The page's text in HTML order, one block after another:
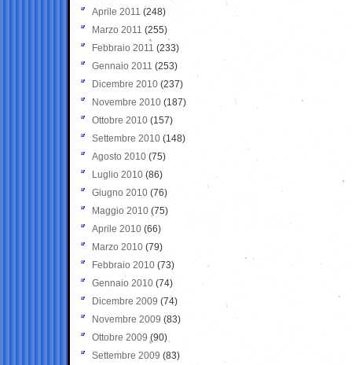
Aprile 2011 (248)
Marzo 2011 (255)
Febbraio 2011 (233)
Gennaio 2011 (253)
Dicembre 2010 (237)
Novembre 2010 (187)
Ottobre 2010 (157)
Settembre 2010 (148)
Agosto 2010 (75)
Luglio 2010 (86)
Giugno 2010 (76)
Maggio 2010 (75)
Aprile 2010 (66)
Marzo 2010 (79)
Febbraio 2010 (73)
Gennaio 2010 (74)
Dicembre 2009 (74)
Novembre 2009 (83)
Ottobre 2009 (90)
Settembre 2009 (83)